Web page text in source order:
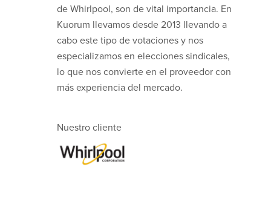
de Whirlpool, son de vital importancia. En
Kuorum llevamos desde 2013 llevando a
cabo este tipo de votaciones y nos
especializamos en elecciones sindicales,
lo que nos convierte en el proveedor con
más experiencia del mercado.
Nuestro cliente